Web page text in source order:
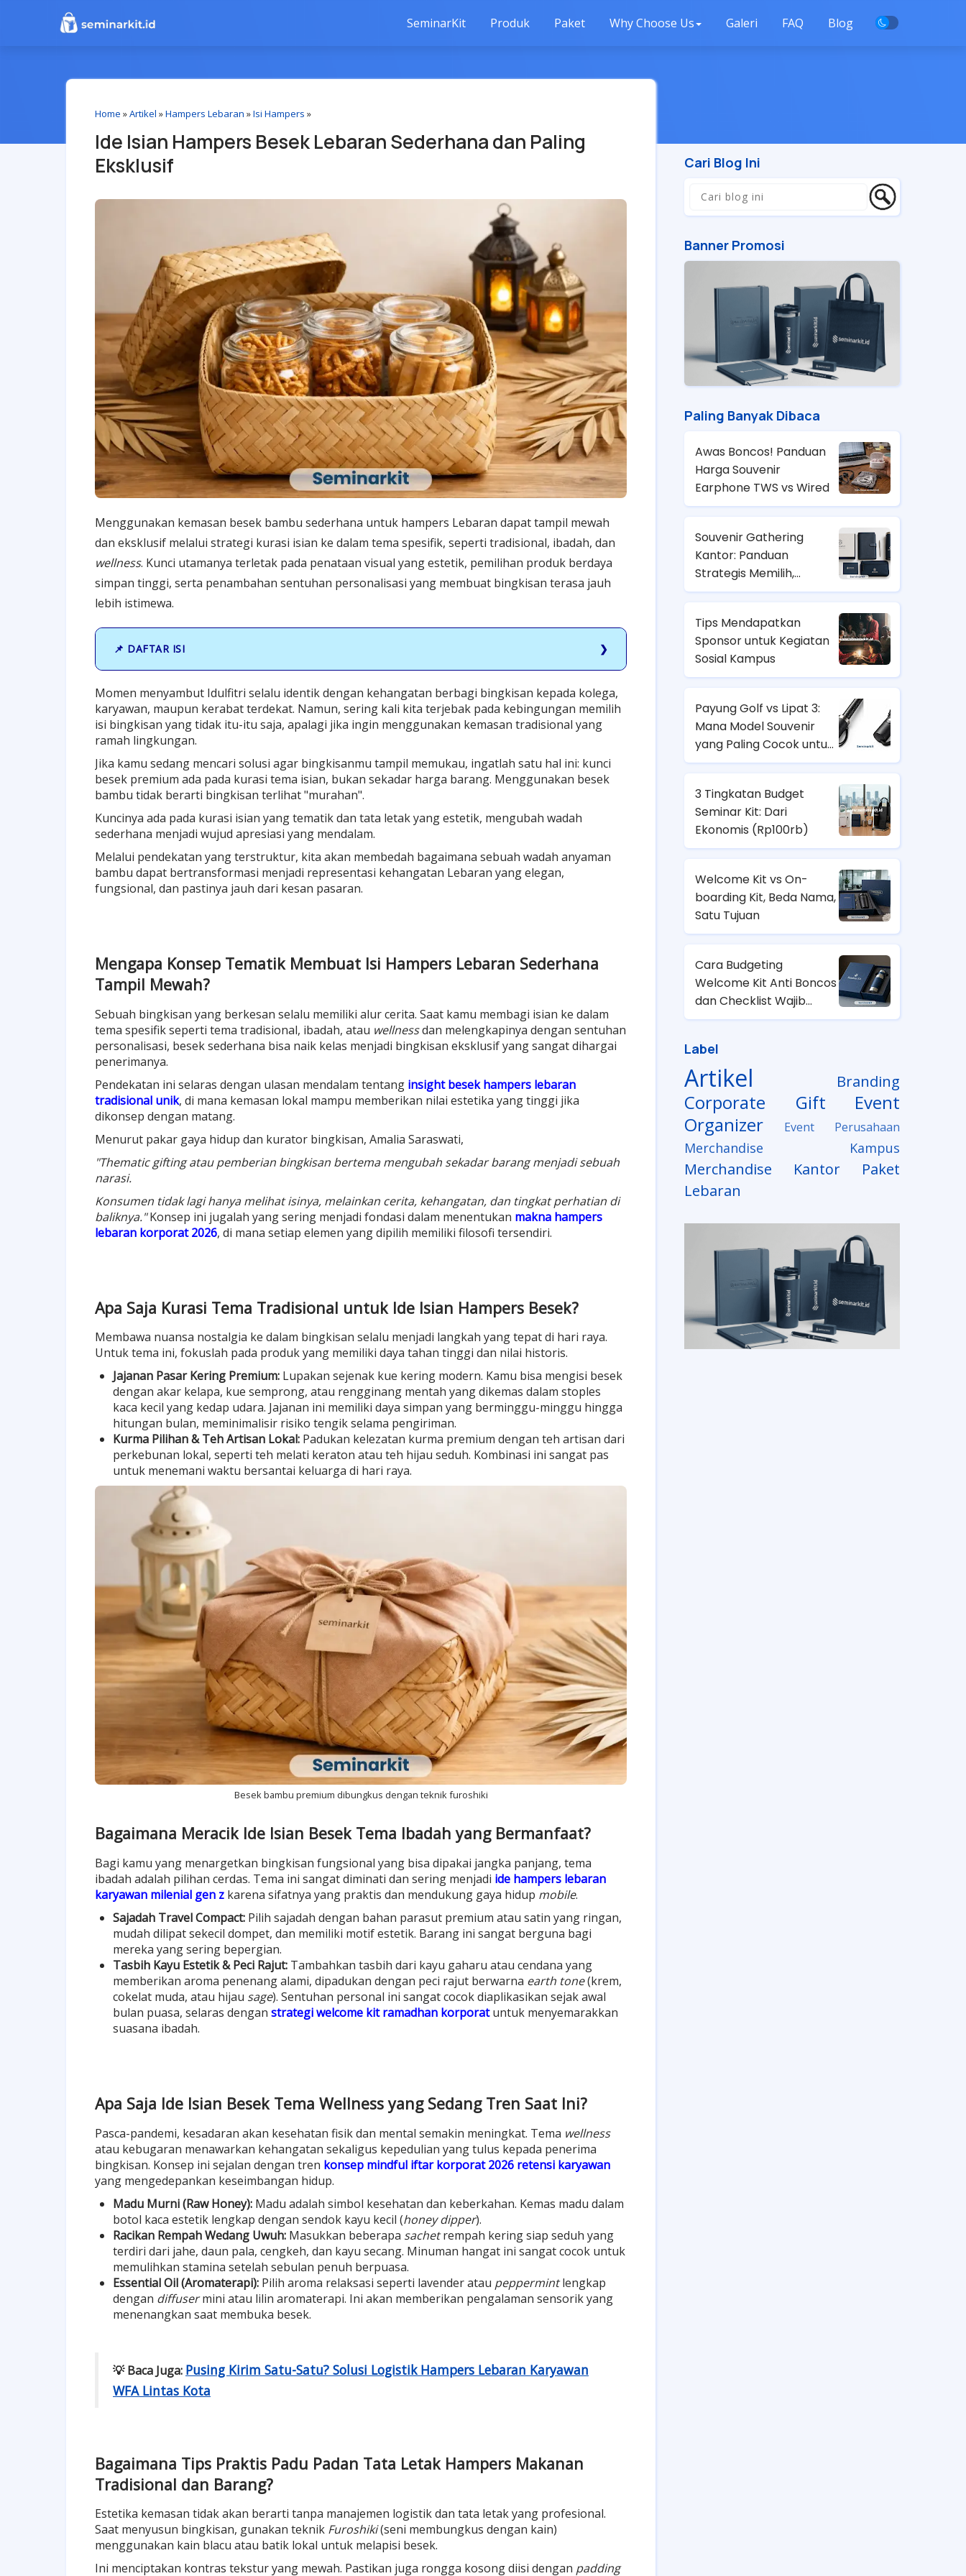
SeminarKit Produk Paket Why Choose Us Galeri FAQ Blog
Home »Artikel »Hampers Lebaran »Isi Hampers »
Ide Isian Hampers Besek Lebaran Sederhana dan Paling
Eksklusif
Menggunakan kemasan besek bambu sederhana untuk hampers Lebaran dapat tampil mewah
dan eksklusif melalui strategi kurasi isian ke dalam tema spesifik, seperti tradisional, ibadah, dan
wellness. Kunci utamanya terletak pada penataan visual yang estetik, pemilihan produk berdaya
simpan tinggi, serta penambahan sentuhan personalisasi yang membuat bingkisan terasa jauh
lebih istimewa.
📌 DAFTAR ISI
Momen menyambut Idulfitri selalu identik dengan kehangatan berbagi bingkisan kepada kolega,
karyawan, maupun kerabat terdekat. Namun, sering kali kita terjebak pada kebingungan memilih
isi bingkisan yang tidak itu-itu saja, apalagi jika ingin menggunakan kemasan tradisional yang
ramah lingkungan.
Jika kamu sedang mencari solusi agar bingkisanmu tampil memukau, ingatlah satu hal ini: kunci
besek premium ada pada kurasi tema isian, bukan sekadar harga barang. Menggunakan besek
bambu tidak berarti bingkisan terlihat "murahan".
Kuncinya ada pada kurasi isian yang tematik dan tata letak yang estetik, mengubah wadah
sederhana menjadi wujud apresiasi yang mendalam.
Melalui pendekatan yang terstruktur, kita akan membedah bagaimana sebuah wadah anyaman
bambu dapat bertransformasi menjadi representasi kehangatan Lebaran yang elegan,
fungsional, dan pastinya jauh dari kesan pasaran.
Mengapa Konsep Tematik Membuat Isi Hampers Lebaran Sederhana
Tampil Mewah?
Sebuah bingkisan yang berkesan selalu memiliki alur cerita. Saat kamu membagi isian ke dalam
tema spesifik seperti tema tradisional, ibadah, atau wellnessdan melengkapinya dengan sentuhan
personalisasi, besek sederhana bisa naik kelas menjadi bingkisan eksklusif yang sangat dihargai
penerimanya.
Pendekatan ini selaras dengan ulasan mendalam tentang insight besek hampers lebaran
tradisional unik, di mana kemasan lokal mampu memberikan nilai estetika yang tinggi jika
dikonsep dengan matang.
Menurut pakar gaya hidup dan kurator bingkisan, Amalia Saraswati,
"Thematic gifting atau pemberian bingkisan bertema mengubah sekadar barang menjadi sebuah
narasi.
Konsumen tidak lagi hanya melihat isinya, melainkan cerita, kehangatan, dan tingkat perhatian di
baliknya."Konsep ini jugalah yang sering menjadi fondasi dalam menentukan makna hampers
lebaran korporat 2026, di mana setiap elemen yang dipilih memiliki filosofi tersendiri.
Apa Saja Kurasi Tema Tradisional untuk Ide Isian Hampers Besek?
Membawa nuansa nostalgia ke dalam bingkisan selalu menjadi langkah yang tepat di hari raya.
Untuk tema ini, fokuslah pada produk yang memiliki daya tahan tinggi dan nilai historis.
Jajanan Pasar Kering Premium: Lupakan sejenak kue kering modern. Kamu bisa mengisi besek
dengan akar kelapa, kue semprong, atau rengginang mentah yang dikemas dalam stoples
kaca kecil yang kedap udara. Jajanan ini memiliki daya simpan yang berminggu-minggu hingga
hitungan bulan, meminimalisir risiko tengik selama pengiriman.
Kurma Pilihan & Teh Artisan Lokal: Padukan kelezatan kurma premium dengan teh artisan dari
perkebunan lokal, seperti teh melati keraton atau teh hijau seduh. Kombinasi ini sangat pas
untuk menemani waktu bersantai keluarga di hari raya.
Besek bambu premium dibungkus dengan teknik furoshiki
Bagaimana Meracik Ide Isian Besek Tema Ibadah yang Bermanfaat?
Bagi kamu yang menargetkan bingkisan fungsional yang bisa dipakai jangka panjang, tema
ibadah adalah pilihan cerdas. Tema ini sangat diminati dan sering menjadi ide hampers lebaran
karyawan milenial gen z karena sifatnya yang praktis dan mendukung gaya hidup mobile.
Sajadah Travel Compact: Pilih sajadah dengan bahan parasut premium atau satin yang ringan,
mudah dilipat sekecil dompet, dan memiliki motif estetik. Barang ini sangat berguna bagi
mereka yang sering bepergian.
Tasbih Kayu Estetik & Peci Rajut: Tambahkan tasbih dari kayu gaharu atau cendana yang
memberikan aroma penenang alami, dipadukan dengan peci rajut berwarna earth tone(krem,
cokelat muda, atau hijau sage). Sentuhan personal ini sangat cocok diaplikasikan sejak awal
bulan puasa, selaras dengan strategi welcome kit ramadhan korporatuntuk menyemarakkan
suasana ibadah.
Apa Saja Ide Isian Besek Tema Wellness yang Sedang Tren Saat Ini?
Pasca-pandemi, kesadaran akan kesehatan fisik dan mental semakin meningkat. Tema wellness
atau kebugaran menawarkan kehangatan sekaligus kepedulian yang tulus kepada penerima
bingkisan. Konsep ini sejalan dengan tren konsep mindful iftar korporat 2026 retensi karyawan
yang mengedepankan keseimbangan hidup.
Madu Murni (Raw Honey): Madu adalah simbol kesehatan dan keberkahan. Kemas madu dalam
botol kaca estetik lengkap dengan sendok kayu kecil (honey dipper).
Racikan Rempah Wedang Uwuh: Masukkan beberapa sachetrempah kering siap seduh yang
terdiri dari jahe, daun pala, cengkeh, dan kayu secang. Minuman hangat ini sangat cocok untuk
memulihkan stamina setelah sebulan penuh berpuasa.
Essential Oil (Aromaterapi): Pilih aroma relaksasi seperti lavender atau peppermintlengkap
dengan diffusermini atau lilin aromaterapi. Ini akan memberikan pengalaman sensorik yang
menenangkan saat membuka besek.
💡 Baca Juga: Pusing Kirim Satu-Satu? Solusi Logistik Hampers Lebaran Karyawan
WFA Lintas Kota
Bagaimana Tips Praktis Padu Padan Tata Letak Hampers Makanan
Tradisional dan Barang?
Estetika kemasan tidak akan berarti tanpa manajemen logistik dan tata letak yang profesional.
Saat menyusun bingkisan, gunakan teknik Furoshiki(seni membungkus dengan kain)
menggunakan kain blacu atau batik lokal untuk melapisi besek.
Ini menciptakan kontras tekstur yang mewah. Pastikan juga rongga kosong diisi dengan padding
Cari Blog Ini
Banner Promosi
Paling Banyak Dibaca
Awas Boncos! Panduan
Harga Souvenir
Earphone TWS vs Wired
Souvenir Gathering
Kantor: Panduan
Strategis Memilih,
Anggaran, dan Tren
Tips Mendapatkan
Sponsor untuk Kegiatan
Sosial Kampus
Payung Golf vs Lipat 3:
Mana Model Souvenir
yang Paling Cocok untuk
Nasabah Prioritas dan
3 Tingkatan Budget
Seminar Kit: Dari
Ekonomis (Rp100rb)
Welcome Kit vs On-
boarding Kit, Beda Nama,
Satu Tujuan
Cara Budgeting
Welcome Kit Anti Boncos
dan Checklist Wajib
untuk HRD
Label
Artikel Branding
Corporate Gift
Event
Organizer
Event Perusahaan
Merchandise Kampus
Merchandise Kantor
Paket
Lebaran